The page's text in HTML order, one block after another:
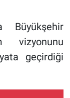
Büyükşehir
vizyonunu
geçirdiği